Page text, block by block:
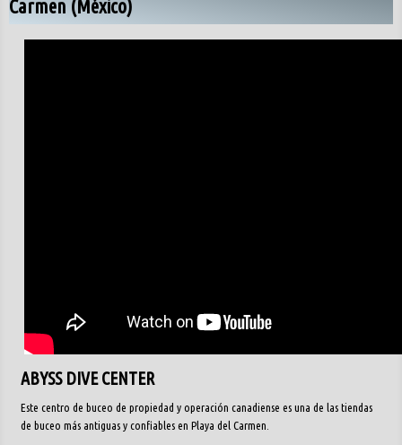
Carmen (México)
ABYSS DIVE CENTER
Este centro de buceo de propiedad y operación canadiense es una de las tiendas
de buceo más antiguas y confiables en Playa del Carmen.